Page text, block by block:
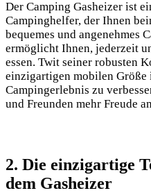
Der Camping Gasheizer ist
Campinghelfer, der Ihnen
bequemes und angenehmes
ermöglicht Ihnen, jederzeit
essen. Twit seiner robusten
einzigartigen mobilen Größe
Campingerlebnis zu
und Freunden mehr Freude
2. Die einzigartige
dem Gasheizer